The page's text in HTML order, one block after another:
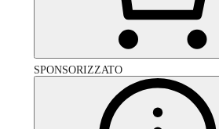
SPONSORIZZATO